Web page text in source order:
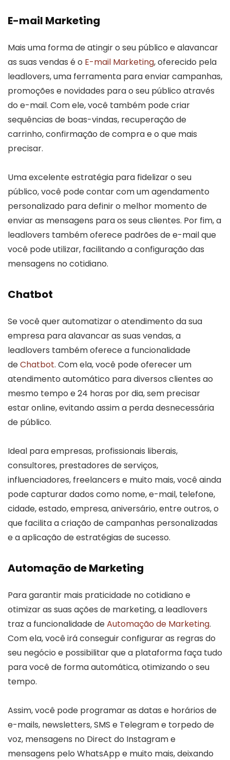
E-mail Marketing
Mais uma forma de atingir o seu público e alavancar
as suas vendas é o E-mail Marketing, oferecido pela
leadlovers, uma ferramenta para enviar campanhas,
promoções e novidades para o seu público através
do e-mail. Com ele, você também pode criar
sequências de boas-vindas, recuperação de
carrinho, confirmação de compra e o que mais
precisar.
Uma excelente estratégia para fidelizar o seu
público, você pode contar com um agendamento
personalizado para definir o melhor momento de
enviar as mensagens para os seus clientes. Por fim, a
leadlovers também oferece padrões de e-mail que
você pode utilizar, facilitando a configuração das
mensagens no cotidiano.
Chatbot
Se você quer automatizar o atendimento da sua
empresa para alavancar as suas vendas, a
leadlovers também oferece a funcionalidade
deChatbot. Com ela, você pode oferecer um
atendimento automático para diversos clientes ao
mesmo tempo e 24 horas por dia, sem precisar
estar online, evitando assim a perda desnecessária
de público.
Ideal para empresas, profissionais liberais,
consultores, prestadores de serviços,
influenciadores, freelancers e muito mais, você ainda
pode capturar dados como nome, e-mail, telefone,
cidade, estado, empresa, aniversário, entre outros, o
que facilita a criação de campanhas personalizadas
e a aplicação de estratégias de sucesso.
Automação de Marketing
Para garantir mais praticidade no cotidiano e
otimizar as suas ações de marketing, a leadlovers
traz a funcionalidade deAutomação de Marketing.
Com ela, você irá conseguir configurar as regras do
seu negócio e possibilitar que a plataforma faça tudo
para você de forma automática, otimizando o seu
tempo.
Assim, você pode programar as datas e horários de
e-mails, newsletters, SMS e Telegram e torpedo de
voz, mensagens no Direct do Instagram e
mensagens pelo WhatsApp e muito mais, deixando